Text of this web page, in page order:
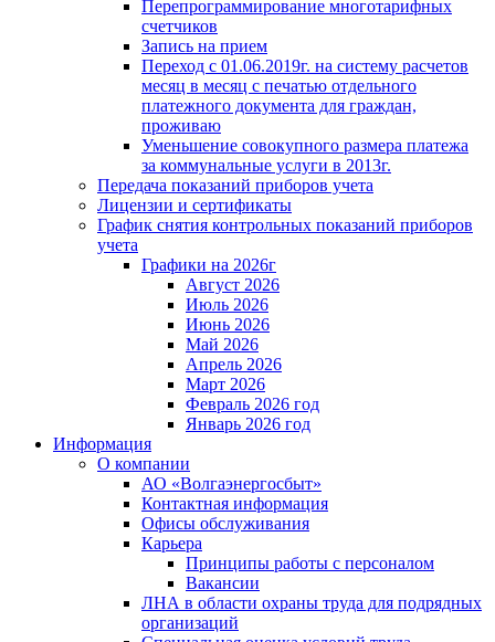
Перепрограммирование многотарифных
счетчиков
Запись на прием
Переход с 01.06.2019г. на систему расчетов
месяц в месяц с печатью отдельного
платежного документа для граждан,
проживаю
Уменьшение совокупного размера платежа
за коммунальные услуги в 2013г.
Передача показаний приборов учета
Лицензии и сертификаты
График снятия контрольных показаний приборов
учета
Графики на 2026г
Август 2026
Июль 2026
Июнь 2026
Май 2026
Апрель 2026
Март 2026
Февраль 2026 год
Январь 2026 год
Информация
О компании
АО «Волгаэнергосбыт»
Контактная информация
Офисы обслуживания
Карьера
Принципы работы с персоналом
Вакансии
ЛНА в области охраны труда для подрядных
организаций